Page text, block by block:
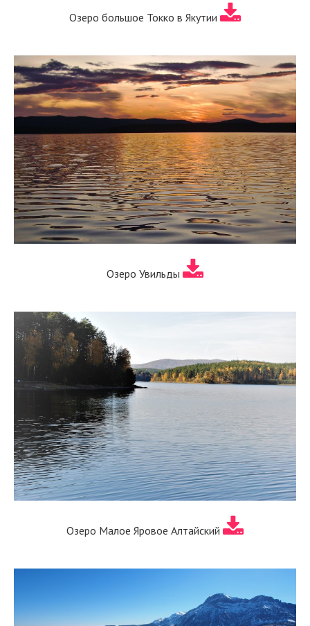
Озеро большое Токко в Якутии
Озеро Увильды
Озеро Малое Яровое Алтайский